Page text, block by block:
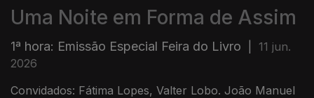
Uma Noite em Forma de Assim
1ª hora: Emissão Especial Feira do Livro
11 jun.
2026
Convidados: Fátima Lopes, Valter Lobo. João Manuel